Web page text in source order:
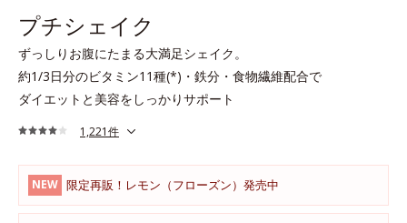
プチシェイク
ずっしりお腹にたまる大満足シェイク。
約1/3日分のビタミン11種(*)・鉄分・食物繊維配合で
ダイエットと美容をしっかりサポート
1,221件
NEW 限定再販！レモン（フローズン）発売中